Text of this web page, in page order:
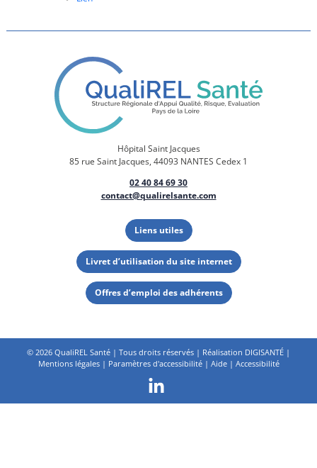
Hôpital Saint Jacques
85 rue Saint Jacques, 44093 NANTES Cedex 1
02 40 84 69 30
contact@qualirelsante.com
Liens utiles
Livret d’utilisation du site internet
Offres d’emploi des adhérents
© 2026 QualiREL Santé | Tous droits réservés | Réalisation DIGISANTÉ |
Mentions légales| Paramètres d'accessibilité| Aide| Accessibilité